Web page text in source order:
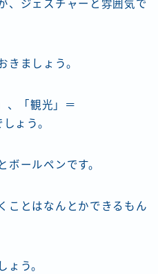
、ジェスチャーと雰囲気で
きましょう。
、「観光」＝
ょう。
ボールペンです。
ことはなんとかできるもん
ょう。